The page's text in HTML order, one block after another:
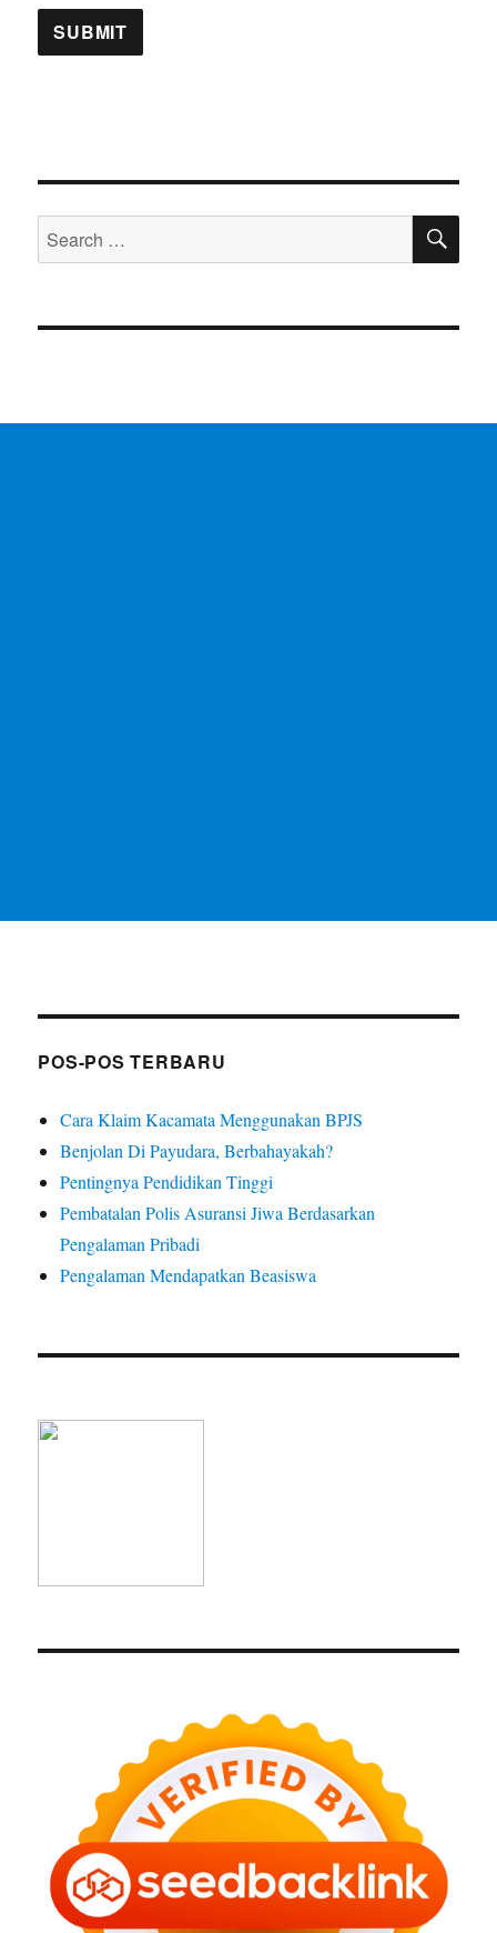
Search
for:
POS-POS TERBARU
Cara Klaim Kacamata Menggunakan BPJS
Benjolan Di Payudara, Berbahayakah?
Pentingnya Pendidikan Tinggi
Pembatalan Polis Asuransi Jiwa Berdasarkan
Pengalaman Pribadi
Pengalaman Mendapatkan Beasiswa